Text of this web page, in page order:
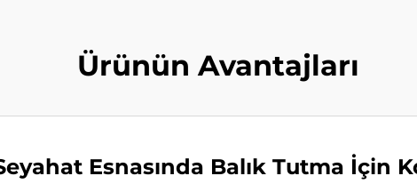
Ürünün Avantajları
Esnasında Balık Tutma İçin